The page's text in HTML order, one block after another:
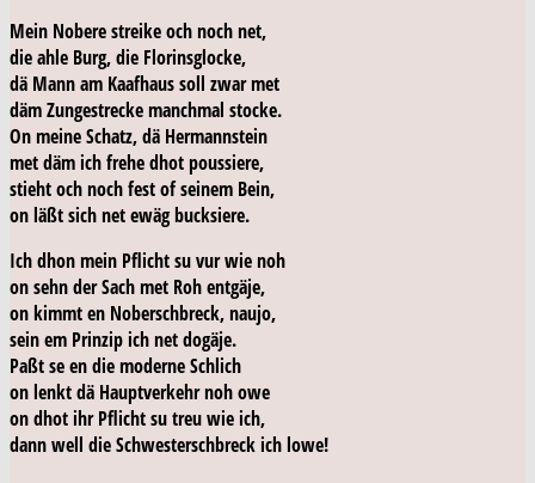
Mein Nobere streike och noch net,
die ahle Burg, die Florinsglocke,
dä Mann am Kaafhaus soll zwar met
däm Zungestrecke manchmal stocke.
On meine Schatz, dä Hermannstein
met däm ich frehe dhot poussiere,
stieht och noch fest of seinem Bein,
on läßt sich net ewäg bucksiere.
Ich dhon mein Pflicht su vur wie noh
on sehn der Sach met Roh entgäje,
on kimmt en Noberschbreck, naujo,
sein em Prinzip ich net dogäje.
Paßt se en die moderne Schlich
on lenkt dä Hauptverkehr noh owe
on dhot ihr Pflicht su treu wie ich,
dannwell die Schwesterschbreck ich lowe!